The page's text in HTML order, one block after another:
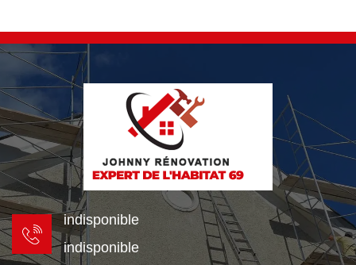
indisponible
indisponible